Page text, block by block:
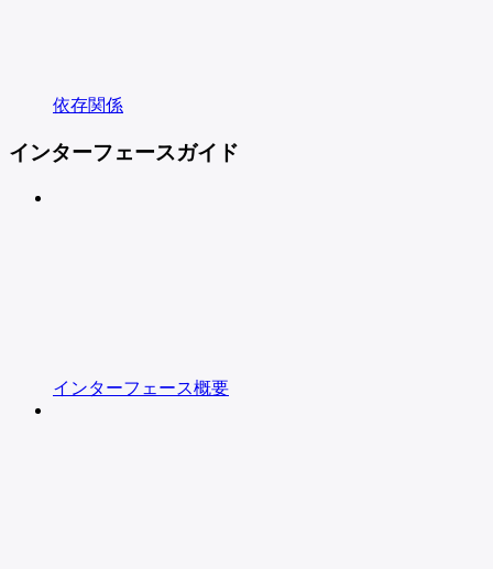
依存関係
インターフェースガイド
インターフェース概要